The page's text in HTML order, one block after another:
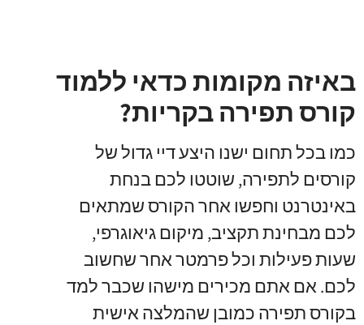
באיזה מקומות כדאי ללמוד
קורס תפירה בקריות?
כמו בכל תחום ישנו היצע דיי גדול של
קורסים לתפירה, שוטטו לכם בנחת
באינטרנט וחפשו אחר הקורס שמתאים
לכם מבחינת תקציב, מיקום גיאוגרפי,
שעות פעילות וכל פרמטר אחר שחשוב
לכם. אם אתם מכירים מישהו שכבר למד
בקורס תפירה כמובן שהמלצה אישית